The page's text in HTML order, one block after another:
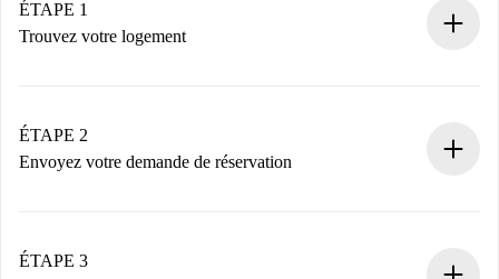
ÉTAPE 1
Trouvez votre logement
Vous disposez à l’avance de toutes les informations
nécessaires.
ÉTAPE 2
Envoyez votre demande de réservation
Nous ne vous facturerons rien tant que le propriétaire
ÉTAPE 3